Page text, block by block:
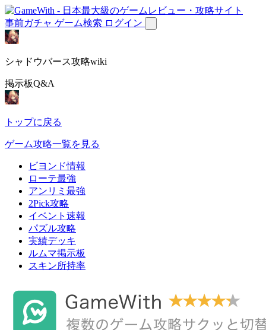
事前ガチャ ゲーム検索 ログイン
シャドウバース攻略wiki
掲示板Q&A
トップに戻る
ゲーム攻略一覧を見る
ビヨンド情報
ローテ最強
アンリミ最強
2Pick攻略
イベント速報
パズル攻略
実績デッキ
ルムマ掲示板
スキン所持率